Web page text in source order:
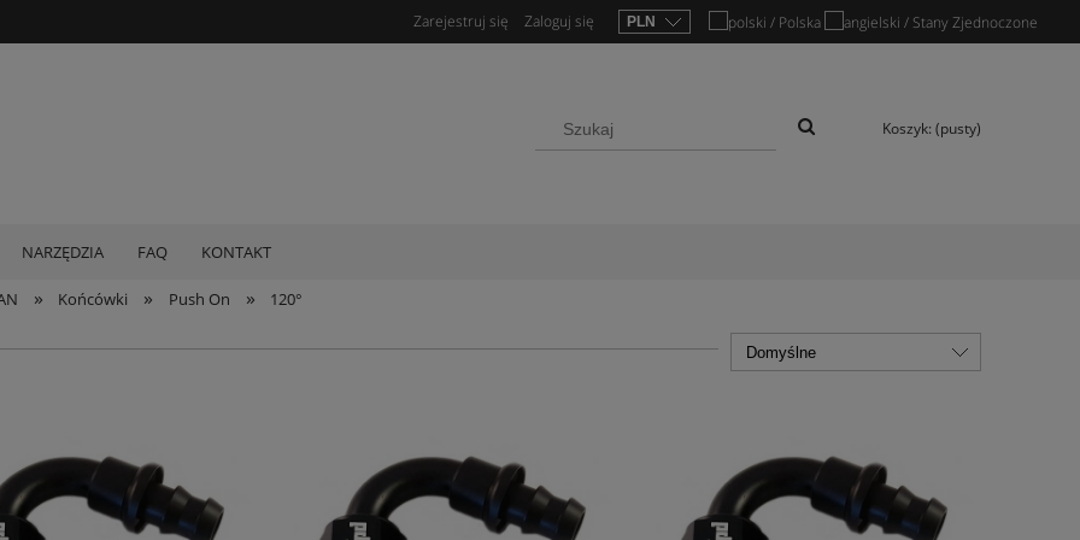
Zarejestruj się Zaloguj się
Koszyk: (pusty)
NARZĘDZIA FAQ KONTAKT
» Końcówki » Push On » 120°